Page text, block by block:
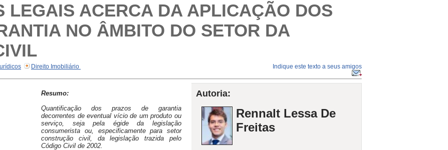
LEGAIS ACERCA DA APLICAÇÃO DOS
NO ÂMBITO DO SETOR DA
Direito Imobiliário Indique este texto a seus amigos
Autoria:
Rennalt Lessa De
Freitas
Resumo:
Quantificação dos prazos de garantia
decorrentes de eventual vício de um produto ou
serviço, seja pela égide da legislação
consumerista ou, especificamente para setor
construção civil, da legislação trazida pelo
Código Civil de 2002.